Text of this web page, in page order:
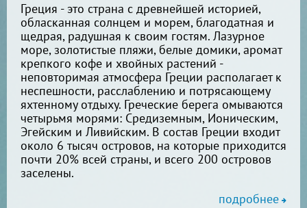
Греция - это страна с древнейшей историей,
обласканная солнцем и морем, благодатная и
щедрая, радушная к своим гостям. Лазурное
море, золотистые пляжи, белые домики, аромат
крепкого кофе и хвойных растений -
неповторимая атмосфера Греции располагает к
неспешности, расслаблению и потрясающему
яхтенному отдыху. Греческие берега омываются
четырьмя морями: Средиземным, Ионическим,
Эгейским и Ливийским. В состав Греции входит
около 6 тысяч островов, на которые приходится
почти 20% всей страны, и всего 200 островов
заселены.
подробнее